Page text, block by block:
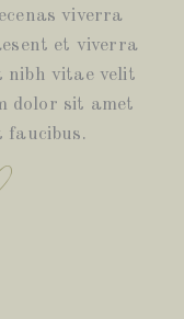
viverra
et viverra
nibh vitae velit
dolor sit amet
faucibus.